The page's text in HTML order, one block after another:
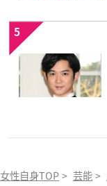
5
女性自身TOP > 芸能 >